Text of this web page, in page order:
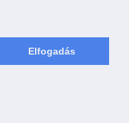
Elfogadás